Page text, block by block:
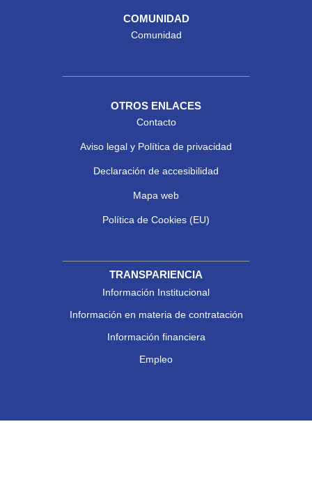
COMUNIDAD
Comunidad
OTROS ENLACES
Contacto
Aviso legal y Política de privacidad
Declaración de accesibilidad
Mapa web
Política de Cookies (EU)
TRANSPARIENCIA
Información Institucional
Información en materia de contratación
Información financiera
Empleo